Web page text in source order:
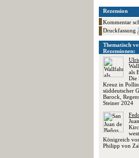
Rezension
Kommentar
Druckfassung
Thematisch
Rezensionen:
als
Die
Kreuz in
süddeutscher
Barock,
Steiner 2024
Königreich
Philipp von